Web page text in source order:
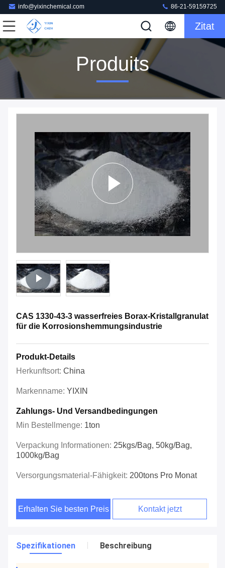
info@yixinchemical.com 86-21-59159725
Zitat
Produits
CAS 1330-43-3 wasserfreies Borax-Kristallgranulat
für die Korrosionshemmungsindustrie
Produkt-Details
Herkunftsort: China
Markenname: YIXIN
Zahlungs- Und Versandbedingungen
Min Bestellmenge: 1ton
Verpackung Informationen: 25kgs/bag, 50kg/bag,
1000kg/bag
Versorgungsmaterial-Fähigkeit: 200tons Pro Monat
Erhalten Sie besten Preis Kontakt jetzt
Spezifikationen Beschreibung